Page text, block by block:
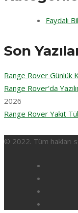
Faydalı
Son
Range Rover Günlük
Range Rover’da
2026
Range Rover Yakıt
© 2022. Tüm hakları